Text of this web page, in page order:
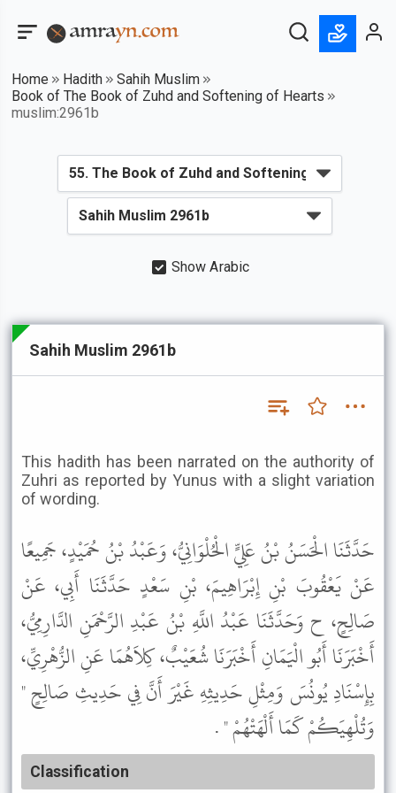
Home Hadith
Sahih Muslim
Book of The Book of Zuhd and Softening of Hearts
muslim:2961b
Show Arabic
Sahih Muslim 2961b
This hadith has been narrated on the authority of
Zuhri as reported by Yunus with a slight variation
of wording.
حَدَّثَنَا الْحَسَنُ بْنُ عَلِيٍّ الْحُلْوَانِيُّ، وَعَبْدُ بْنُ حُمَيْدٍ، جَمِيعًا
عَنْ يَعْقُوبَ بْنِ إِبْرَاهِيمَ، بْنِ سَعْدٍ حَدَّثَنَا أَبِي، عَنْ
صَالِحٍ، ح وَحَدَّثَنَا عَبْدُ اللَّهِ بْنُ عَبْدِ الرَّحْمَنِ الدَّارِمِيُّ،
أَخْبَرَنَا أَبُو الْيَمَانِ أَخْبَرَنَا شُعَيْبٌ، كِلاَهُمَا عَنِ الزُّهْرِيِّ،
بِإِسْنَادِ يُونُسَ وَمِثْلِ حَدِيثِهِ غَيْرَ أَنَّ فِي حَدِيثِ صَالِحٍ "
وَتُلْهِيَكُمْ كَمَا أَلْهَتْهُمْ " .
Classification